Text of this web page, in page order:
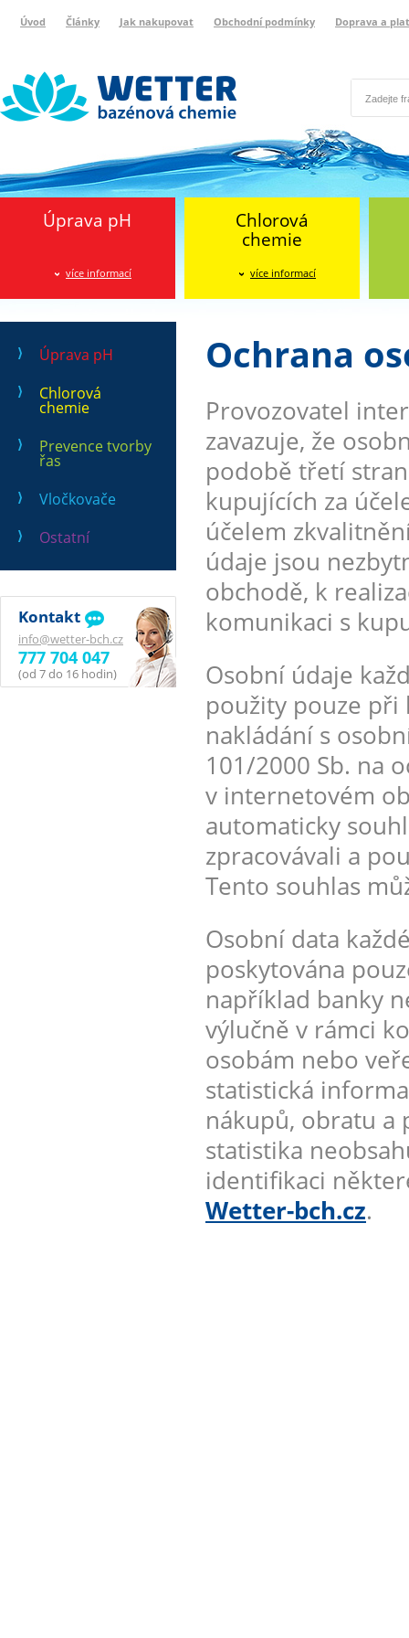
Úvod Články Jak nakupovat Obchodní podmínky Doprava a
Úprava pH
více informací
Chlorová
chemie
více informací
Úprava pH
Chlorová
chemie
Prevence tvorby
řas
Vločkovače
Ostatní
Kontakt
info@wetter-bch.cz
777 704 047
(od 7 do 16 hodin)
Ochrana
Provozovatel
zavazuje, že
podobě třetí
kupujících za
účelem
údaje jsou
obchodě, k
komunikaci s
Osobní údaje
použity pouze při
nakládání s
101/2000 Sb. na
v internetovém
automaticky
zpracovávali a
Tento souhlas
Osobní data
poskytována
například banky
výlučně v rámci
osobám nebo
statistická
nákupů, obratu a
statistika
identifikaci
Wetter-bch.cz.